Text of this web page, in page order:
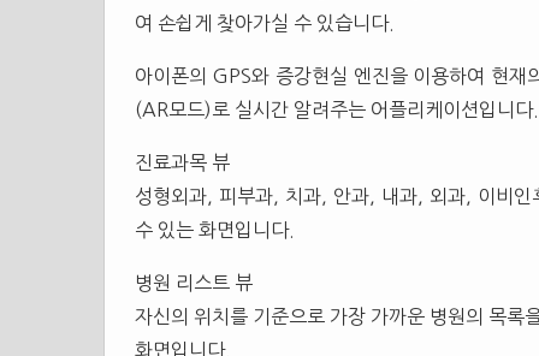
여 손쉽게 찾아가실 수 있습니다.
아이폰의 GPS와 증강현실 엔진을 이용하여 현
(AR모드)로 실시간 알려주는 어플리케이션입니다.
진료과목 뷰
성형외과, 피부과, 치과, 안과, 내과, 외과, 이비
수 있는 화면입니다.
병원 리스트 뷰
자신의 위치를 기준으로 가장 가까운 병원의 목록
화면입니다.